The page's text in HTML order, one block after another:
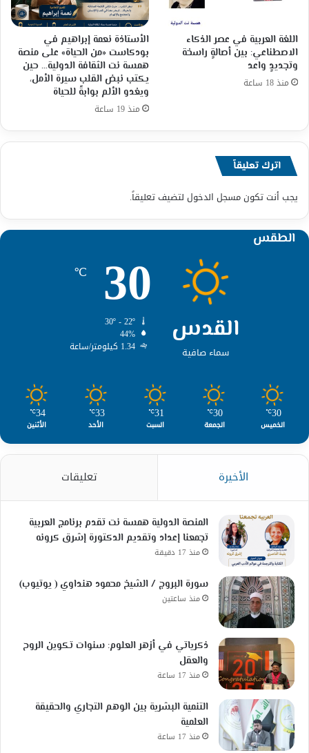
اللغة العربية في عصر الذكاء
الاصطناعي: بين أصالةٍ راسخة
وتجديدٍ واعد
منذ 18 ساعة
الأستاذة نعمة إبراهيم في
بودكاست «من الحياة» على منصة
همسة نت الثقافة الدولية… حين
يكتب نبض القلب سيرة الأمل،
ويغدو الألم بوابةً للحياة
منذ 19 ساعة
اترك تعليقاً
يجب أنت تكونمسجل الدخول لتضيف تعليقاً.
الطقس
القدس
سماء صافية
30
℃
44%
1.34 كيلومتر/ساعة
30
℃
الخميس
30
℃
الجمعة
31
℃
السبت
33
℃
الأحد
34
℃
الأثنين
الأخيرة تعليقات
المنصة الدولية همسة نت تقدم برنامج العربية
تجمعنا إعداد وتقديم الدكتورة إشرق كرونه
منذ 17 دقيقة
سورة البروج / الشيخ محمود هنداوي ( يوتيوب)
منذ ساعتين
ذكرياتي في أزهر العلوم: سنوات تكوين الروح
والعقل
منذ 17 ساعة
التنمية البشرية بين الوهم التجاري والحقيقة
العلمية
منذ 17 ساعة